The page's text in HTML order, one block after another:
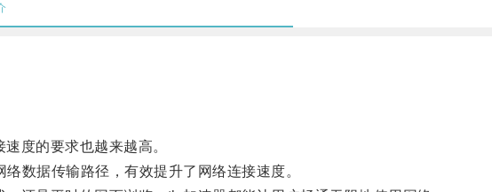
度的要求也越来越高。
据传输路径，有效提升了网络连接速度。